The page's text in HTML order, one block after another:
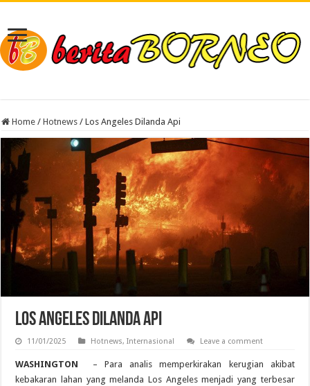
Home / Hotnews / Los Angeles Dilanda Api
Los Angeles Dilanda Api
11/01/2025 Hotnews,Internasional Leave a comment
WASHINGTON
– Para analis memperkirakan kerugian akibat
kebakaran lahan yang melanda Los Angeles menjadi yang terbesar